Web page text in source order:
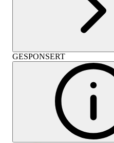
GESPONSERT